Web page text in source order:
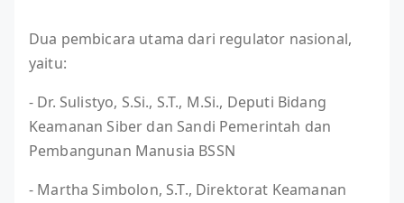
Dua pembicara utama dari regulator nasional,
yaitu:
- Dr. Sulistyo, S.Si., S.T., M.Si., Deputi Bidang
Keamanan Siber dan Sandi Pemerintah dan
Pembangunan Manusia BSSN
- Martha Simbolon, S.T., Direktorat Keamanan